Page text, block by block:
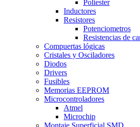
Poliester
Inductores
Resistores
Potenciometros
Resistencias de
Compuertas lógicas
Cristales y Osciladores
Diodos
Drivers
Fusibles
Memorias EEPROM
Microcontroladores
Atmel
Microchip